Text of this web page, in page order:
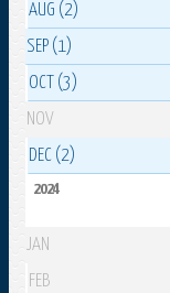
AUG (2)
SEP (1)
OCT (3)
NOV
DEC (2)
2024
JAN
FEB